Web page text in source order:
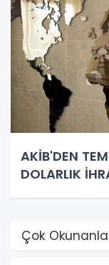
AKİB'DEN
DOLARLIK
Çok